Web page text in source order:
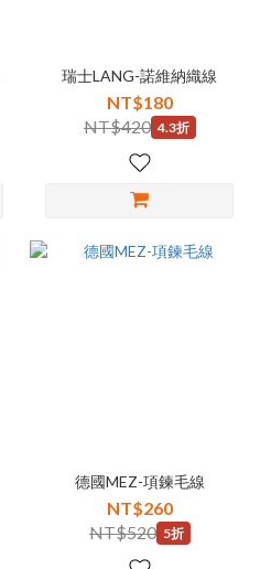
瑞士LANG-諾維納織線
NT$180
NT$420 4.3折
德國MEZ-項鍊毛線
NT$260
NT$520 5折